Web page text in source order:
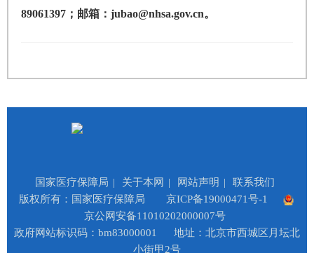
89061397；邮箱：jubao@nhsa.gov.cn。
国家医疗保障局 | 关于本网 | 网站声明 |
联系我们
版权所有：国家医疗保障局
京ICP备19000471号-1
京公网安备11010202000007号
政府网站标识码：bm83000001
地址：北京市西城区月坛北
小街甲2号